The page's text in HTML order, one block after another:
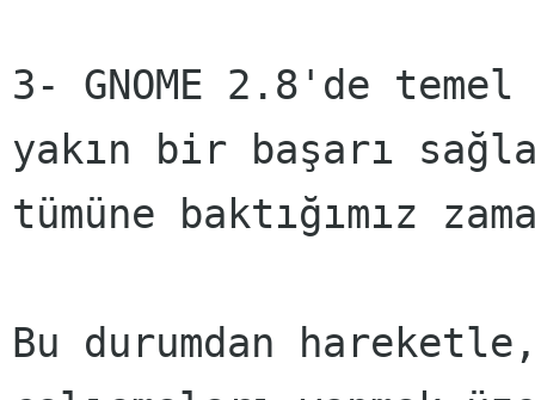
3- GNOME 2.8'de
yakın bir başarı
tümüne baktığımız
Bu durumdan